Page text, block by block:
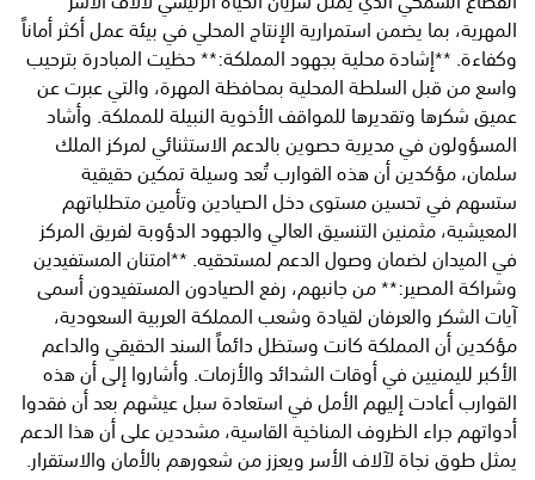
المهرية، بما يضمن استمرارية الإنتاج المحلي في بيئة عمل أكثر أماناً
وكفاءة. **إشادة محلية بجهود المملكة:** حظيت المبادرة بترحيب
واسع من قبل السلطة المحلية بمحافظة المهرة، والتي عبرت عن
عميق شكرها وتقديرها للمواقف الأخوية النبيلة للمملكة. وأشاد
المسؤولون في مديرية حصوين بالدعم الاستثنائي لمركز الملك
سلمان، مؤكدين أن هذه القوارب تُعد وسيلة تمكين حقيقية
ستسهم في تحسين مستوى دخل الصيادين وتأمين متطلباتهم
المعيشية، مثمنين التنسيق العالي والجهود الدؤوبة لفريق المركز
في الميدان لضمان وصول الدعم لمستحقيه. **امتنان المستفيدين
وشراكة المصير:** من جانبهم، رفع الصيادون المستفيدون أسمى
آيات الشكر والعرفان لقيادة وشعب المملكة العربية السعودية،
مؤكدين أن المملكة كانت وستظل دائماً السند الحقيقي والداعم
الأكبر لليمنيين في أوقات الشدائد والأزمات. وأشاروا إلى أن هذه
القوارب أعادت إليهم الأمل في استعادة سبل عيشهم بعد أن فقدوا
أدواتهم جراء الظروف المناخية القاسية، مشددين على أن هذا الدعم
يمثل طوق نجاة لآلاف الأسر ويعزز من شعورهم بالأمان والاستقرار.